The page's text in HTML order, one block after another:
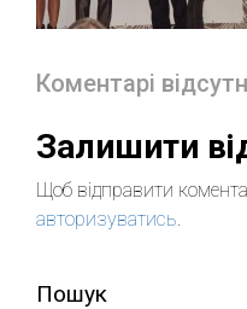
Коментарі
Залишити
Щоб відправити
авторизуватись.
Пошук